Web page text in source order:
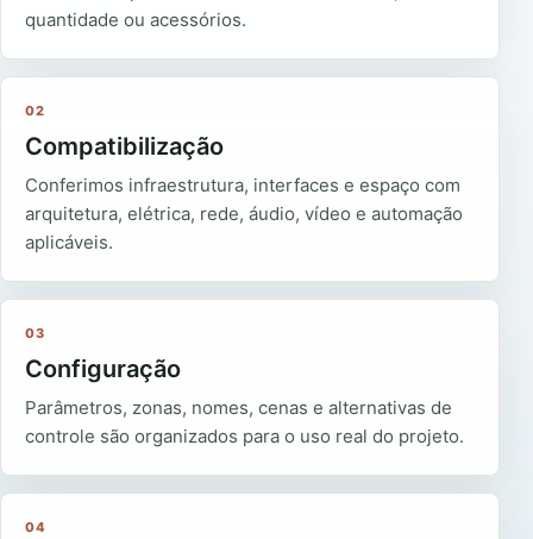
quantidade ou acessórios.
02
Compatibilização
Conferimos infraestrutura, interfaces e espaço com
arquitetura, elétrica, rede, áudio, vídeo e automação
aplicáveis.
03
Configuração
Parâmetros, zonas, nomes, cenas e alternativas de
controle são organizados para o uso real do projeto.
04